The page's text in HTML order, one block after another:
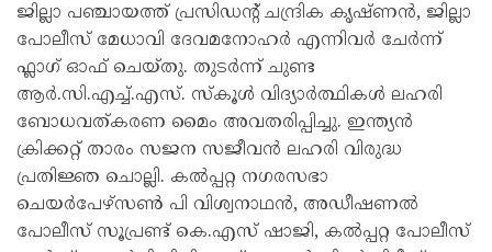
ജില്ലാ പഞ്ചായത്ത് പ്രസിഡന്റ് ചന്ദ്രിക കൃഷ്ണൻ, ജില്ലാ
പോലീസ് മേധാവി ദേവമനോഹർ എന്നിവർ ചേർന്ന്
ഫ്ലാഗ് ഓഫ് ചെയ്തു. തുടർന്ന് ചുണ്ട
ആർ.സി.എച്ച്.എസ്. സ്‌കൂൾ വിദ്യാർത്ഥികൾ ലഹരി
ബോധവത്കരണ മൈം അവതരിപ്പിച്ചു. ഇന്ത്യൻ
ക്രിക്കറ്റ് താരം സജന സജീവൻ ലഹരി വിരുദ്ധ
പ്രതിജ്ഞ ചൊല്ലി. കൽപ്പറ്റ നഗരസഭാ
ചെയർപേഴ്സൺ പി വിശ്വനാഥൻ, അഡീഷണൽ
പോലീസ് സൂപ്രണ്ട് കെ.എസ് ഷാജി, കൽപ്പറ്റ പോലീസ്